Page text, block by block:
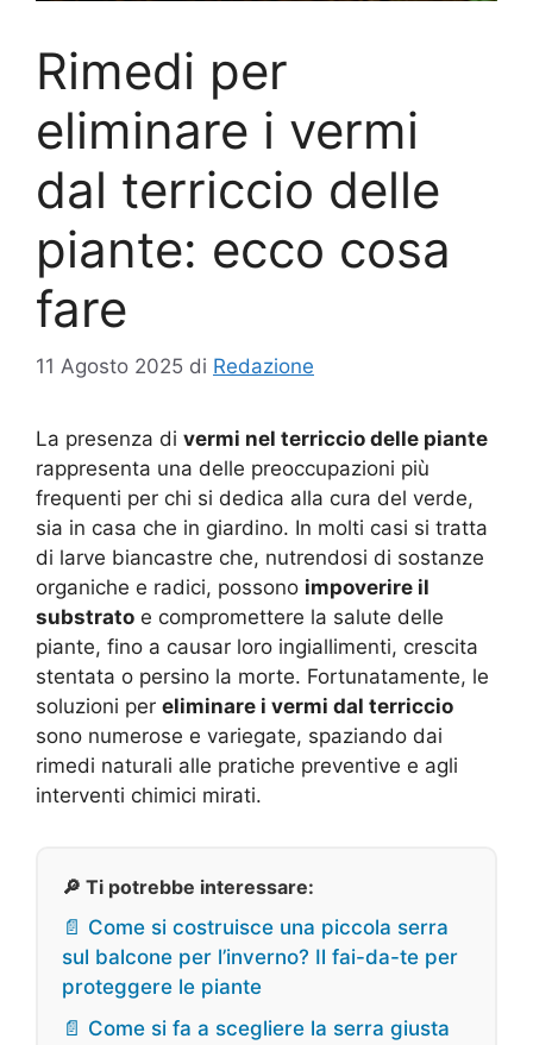
Rimedi per
eliminare i vermi
dal terriccio delle
piante: ecco cosa
fare
11 Agosto 2025 di Redazione
La presenza di vermi nel terriccio delle piante
rappresenta una delle preoccupazioni più
frequenti per chi si dedica alla cura del verde,
sia in casa che in giardino. In molti casi si tratta
di larve biancastre che, nutrendosi di sostanze
organiche e radici, possono impoverire il
substrato e compromettere la salute delle
piante, fino a causar loro ingiallimenti, crescita
stentata o persino la morte. Fortunatamente, le
soluzioni per eliminare i vermi dal terriccio
sono numerose e variegate, spaziando dai
rimedi naturali alle pratiche preventive e agli
interventi chimici mirati.
🔎 Ti potrebbe interessare:
📄 Come si costruisce una piccola serra
sul balcone per l’inverno? Il fai-da-te per
proteggere le piante
📄 Come si fa a scegliere la serra giusta